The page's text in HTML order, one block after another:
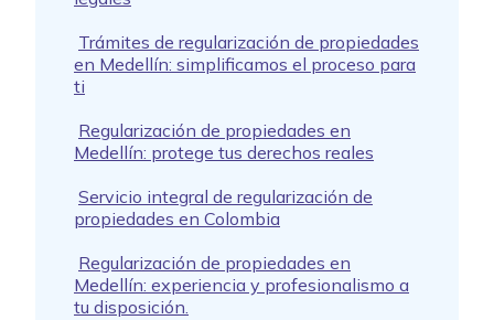
Trámites de regularización de propiedades
en Medellín: simplificamos el proceso para
ti
Regularización de propiedades en
Medellín: protege tus derechos reales
Servicio integral de regularización de
propiedades en Colombia
Regularización de propiedades en
Medellín: experiencia y profesionalismo a
tu disposición.